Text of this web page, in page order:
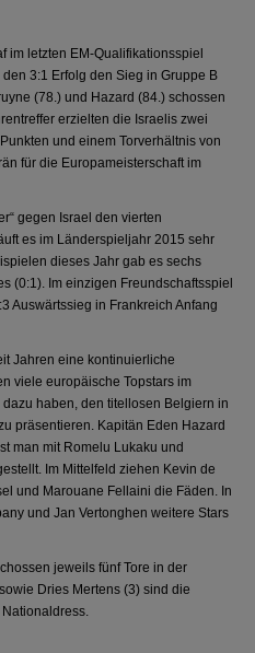
im letzten EM-Qualifikationsspiel
3:1 Erfolg den Sieg in Gruppe B
(78.) und Hazard (84.) schossen
erzielten die Israelis zwei
und einem Torverhältnis von
für die Europameisterschaft im
gegen Israel den vierten
es im Länderspieljahr 2015 sehr
dieses Jahr gab es sechs
(0:1). Im einzigen Freundschaftsspiel
Auswärtssieg in Frankreich Anfang
Jahren eine kontinuierliche
viele europäische Topstars im
haben, den titellosen Belgiern in
präsentieren. Kapitän Eden Hazard
man mit Romelu Lukaku und
Im Mittelfeld ziehen Kevin de
und Marouane Fellaini die Fäden. In
und Jan Vertonghen weitere Stars
jeweils fünf Tore in der
Dries Mertens (3) sind die